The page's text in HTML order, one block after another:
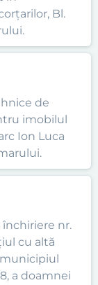
Bl.
de
imobilul
Ion Luca
nr.
cu altă
a doamnei